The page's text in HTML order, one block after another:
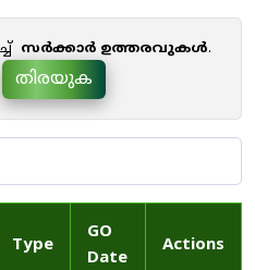
സർക്കാർ ഉത്തരവുകൾ.
തിരയുക
Type
GO
Date
Actions